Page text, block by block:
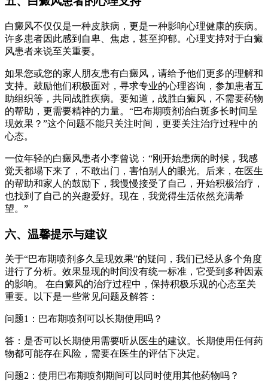
白癜风不仅仅是一种皮肤病，更是一种影响心理健康的疾病。
许多患者因此感到自卑、焦虑，甚至抑郁。心理支持对于白癜
风患者来说至关重要。
如果您或您的家人朋友患有白癜风，请给予他们更多的理解和
支持。鼓励他们积极面对，寻求专业的心理咨询，参加患者互
助组织等，共同战胜疾病。要知道，战胜白癜风，不需要药物
的帮助，更需要精神的力量。“巴布期喷剂治白斑多长时间呈
现效果？”这个问题不能只关注时间，更要关注治疗过程中的
心态。
一位年轻的白癜风患者小李曾说：“刚开始患病的时候，我感
觉天都塌下来了，不敢出门，害怕别人的眼光。后来，在医生
的帮助和家人的鼓励下，我慢慢接受了自己，开始积极治疗，
也找到了自己的兴趣爱好。现在，我觉得生活依然充满希
望。”
六、温馨提示与建议
关于“巴布期喷剂多久呈现效果”的疑问，我们已经从多个角度
进行了分析。效果显现的时间没有统一标准，它受到多种因素
的影响。 在白癜风的治疗过程中，保持积极乐观的心态至关
重要。以下是一些常见问题及解答：
问题1：巴布期喷剂可以长期使用吗？
答：是否可以长期使用需要听从医生的建议。长期使用任何药
物都可能存在风险，需要在医生的评估下决定。
问题2：使用巴布期喷剂期间可以同时使用其他药物吗？